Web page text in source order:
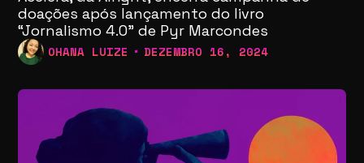
doações após lançamento do livro
“Jornalismo 4.0” de Pyr Marcondes
OHANA LUIZE DEZEMBRO 16, 2024